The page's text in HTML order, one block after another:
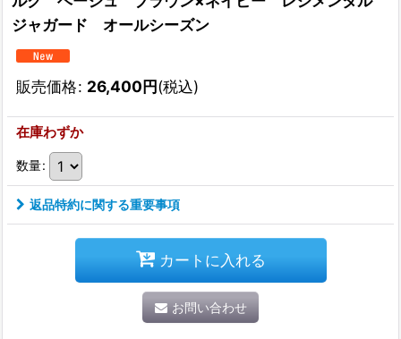
ジャガード オールシーズン
販売価格: 26,400円(税込)
在庫わずか
数量:
返品特約に関する重要事項
カートに入れる
お問い合わせ